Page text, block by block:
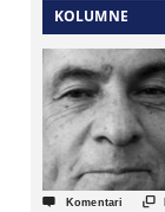
KOLUMNE
 Komentari 